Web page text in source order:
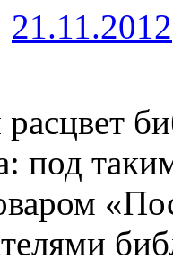
21.11.2012
под